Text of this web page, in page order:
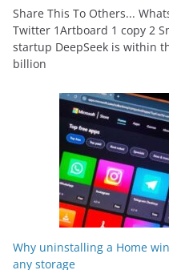
Share This To Others...
Twitter 1Artboard 1 copy 2
startup DeepSeek is within
billion
Why uninstalling a Home
any storage